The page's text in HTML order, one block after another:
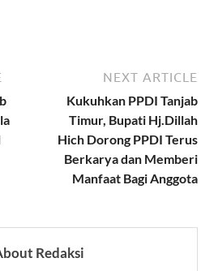
NEXT ARTICLE
Kukuhkan PPDI Tanjab
Timur, Bupati Hj.Dillah
Hich Dorong PPDI Terus
Berkarya dan Memberi
Manfaat Bagi Anggota
Redaksi